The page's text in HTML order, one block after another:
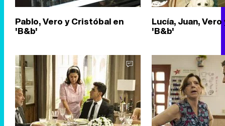
Pablo, Vero y Cristóbal en
'B&b'
Lucía, Juan,
'B&b'